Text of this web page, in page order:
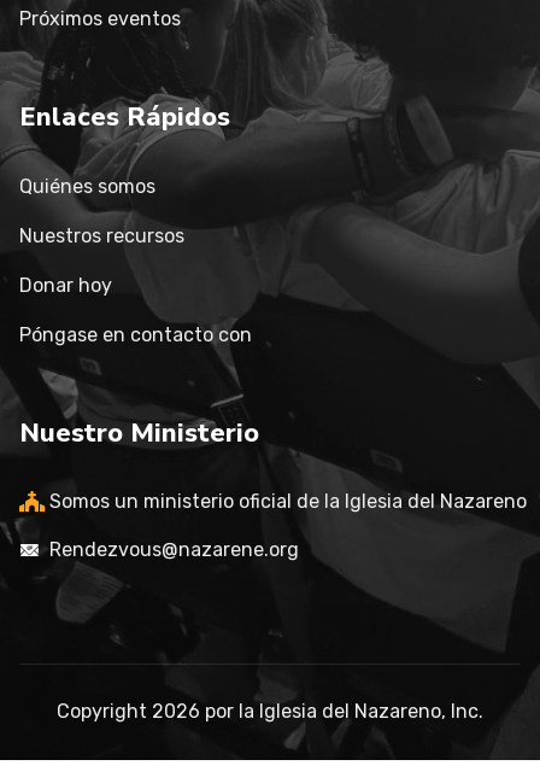
Próximos eventos
Enlaces Rápidos
Quiénes somos
Nuestros recursos
Donar hoy
Póngase en contacto con
Nuestro Ministerio
Somos un ministerio oficial de la Iglesia del Nazareno
Rendezvous@nazarene.org
Copyright 2026 por la Iglesia del Nazareno, Inc.